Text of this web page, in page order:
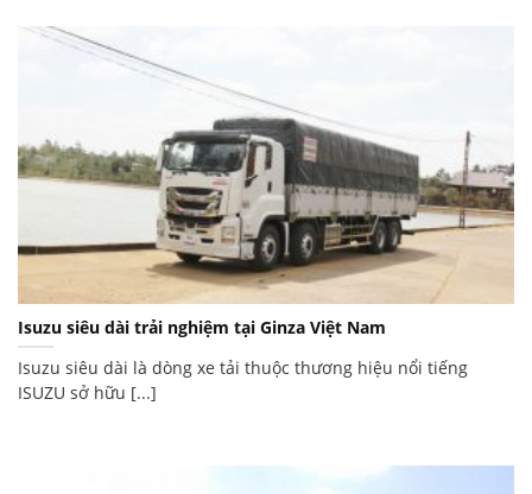
Isuzu siêu dài trải nghiệm tại Ginza Việt Nam
Isuzu siêu dài là dòng xe tải thuộc thương hiệu nổi tiếng
ISUZU sở hữu [...]